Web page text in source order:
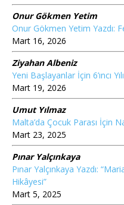
Onur Gökmen Yetim
Onur Gökmen Yetim Yazdı:
Mart 16, 2026
Ziyahan Albeniz
Yeni Başlayanlar İçin 6’ıncı
Mart 19, 2026
Umut Yılmaz
Malta’da Çocuk Parası İçin
Mart 23, 2025
Pınar Yalçınkaya
Pınar Yalçınkaya Yazdı:
Hikâyesi”
Mart 5, 2025